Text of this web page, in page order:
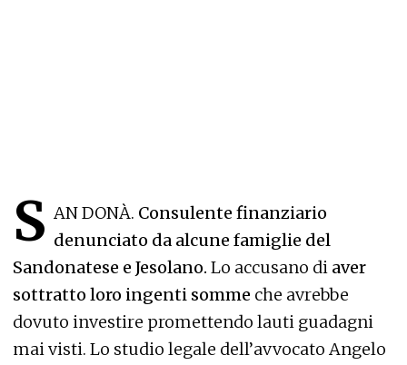
S AN DONÀ. Consulente finanziario
denunciato da alcune famiglie del
Sandonatese e Jesolano. Lo accusano di aver
sottratto loro ingenti somme che avrebbe
dovuto investire promettendo lauti guadagni
mai visti. Lo studio legale dell’avvocato Angelo